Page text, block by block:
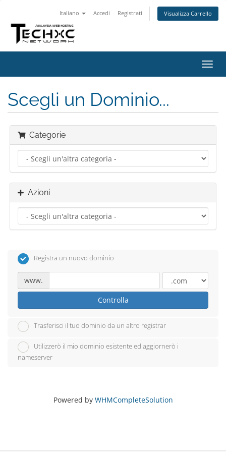
Italiano Accedi Registrati Visualizza Carrello
Attiva
Scegli un Dominio...
Categorie
Azioni
Registra un nuovo dominio
www.
Controlla
Trasferisci il tuo dominio da un altro registrar
Utilizzerò il mio dominio esistente ed aggiornerò i
nameserver
Powered by WHMCompleteSolution